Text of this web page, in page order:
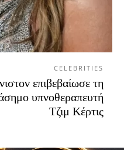
CELEBRITIES
επιβεβαίωσε τη
υπνοθεραπευτή
Τζιμ Κέρτις